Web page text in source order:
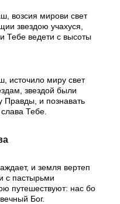
возсия мирови свет
звездою учахуся,
Тебе ведети с высоты
источило миру свет
звездой были
Правды, и познавать
Тебе.
и земля вертеп
с пастырьми
путешествуют: нас бо
Бог.